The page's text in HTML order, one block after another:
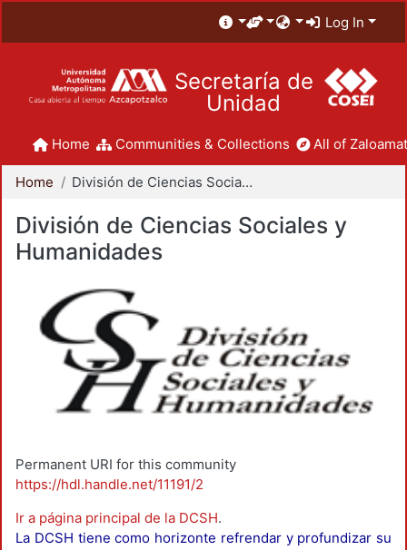
Log In
Secretaría de
Unidad
Home Communities & Collections All of
Home División de Ciencias Sociales y Humanidades
División de Ciencias Sociales y
Humanidades
Permanent URI for this community
https://hdl.handle.net/11191/2
Ir a página principal de la DCSH.
La DCSH tiene como horizonte refrendar y profundizar su